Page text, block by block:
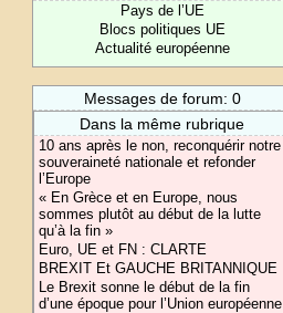
Pays de l’UE
Blocs politiques UE
Actualité européenne
Messages de forum: 0
Dans la même rubrique
10 ans après le non, reconquérir notre
souveraineté nationale et refonder
l’Europe
« En Grèce et en Europe, nous
sommes plutôt au début de la lutte
qu’à la fin »
Euro, UE et FN : CLARTE
BREXIT Et GAUCHE BRITANNIQUE
Le Brexit sonne le début de la fin
d’une époque pour l’Union européenne